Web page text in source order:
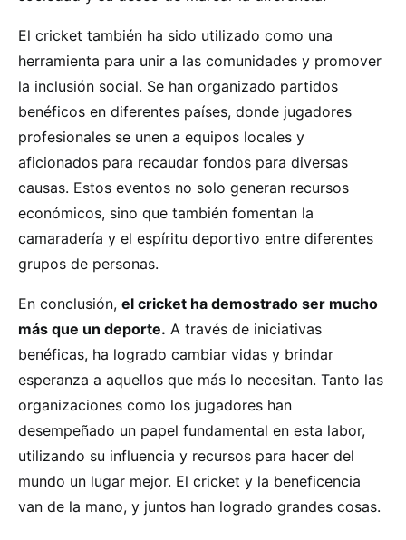
El cricket también ha sido utilizado como una
herramienta para unir a las comunidades y promover
la inclusión social. Se han organizado partidos
benéficos en diferentes países, donde jugadores
profesionales se unen a equipos locales y
aficionados para recaudar fondos para diversas
causas. Estos eventos no solo generan recursos
económicos, sino que también fomentan la
camaradería y el espíritu deportivo entre diferentes
grupos de personas.
En conclusión, el cricket ha demostrado ser mucho
más que un deporte. A través de iniciativas
benéficas, ha logrado cambiar vidas y brindar
esperanza a aquellos que más lo necesitan. Tanto las
organizaciones como los jugadores han
desempeñado un papel fundamental en esta labor,
utilizando su influencia y recursos para hacer del
mundo un lugar mejor. El cricket y la beneficencia
van de la mano, y juntos han logrado grandes cosas.